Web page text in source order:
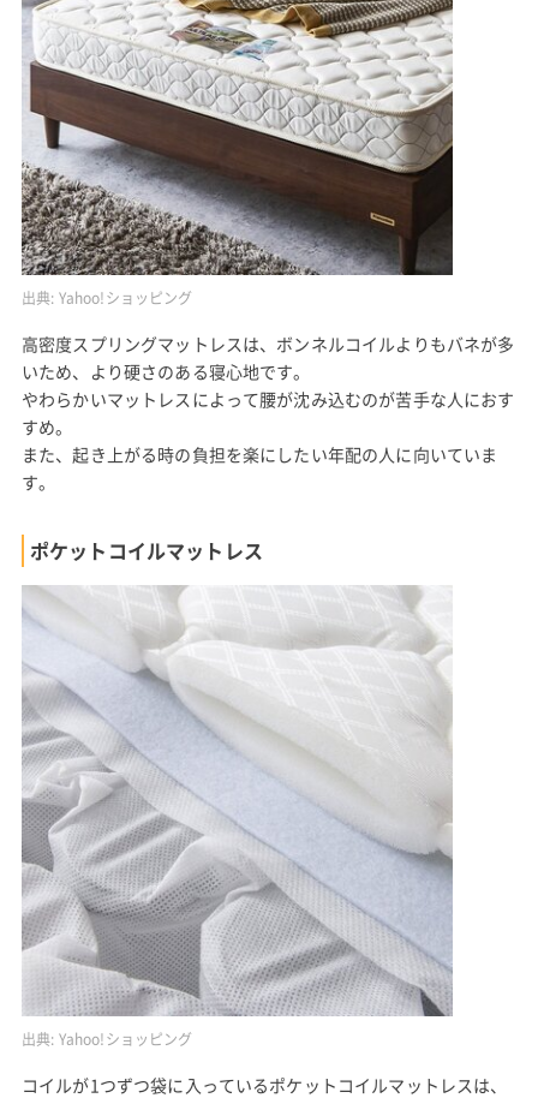
出典: Yahoo!ショッピング
高密度スプリングマットレスは、ボンネルコイルよりもバネが多
いため、より硬さのある寝心地です。
やわらかいマットレスによって腰が沈み込むのが苦手な人におす
すめ。
また、起き上がる時の負担を楽にしたい年配の人に向いていま
す。
ポケットコイルマットレス
出典: Yahoo!ショッピング
コイルが1つずつ袋に入っているポケットコイルマットレスは、